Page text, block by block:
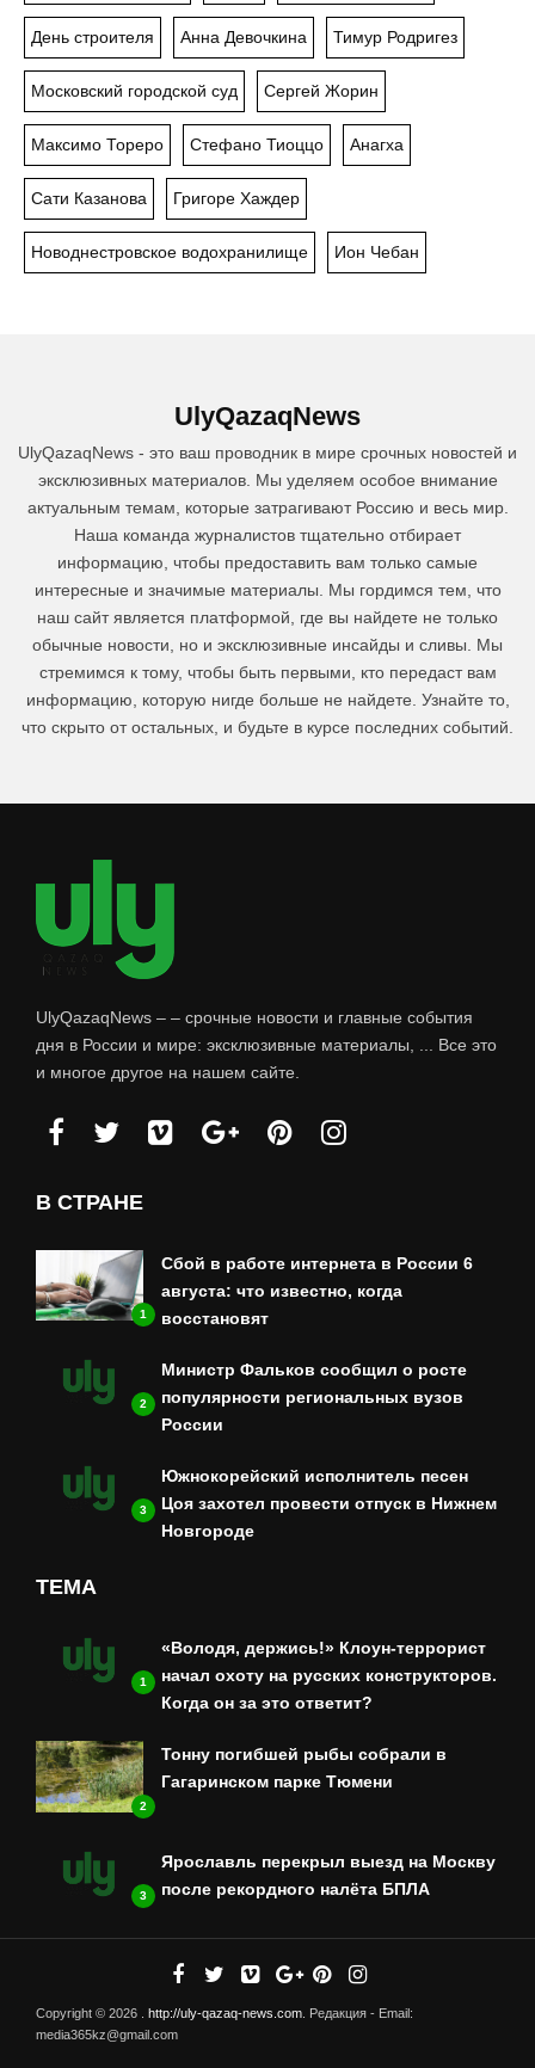
День строителя Анна Девочкина Тимур Родригез
Московский городской суд Сергей Жорин
Максимо Тореро Стефано Тиоццо Анагха
Сати Казанова Григоре Хаждер
Новоднестровское водохранилище Ион Чебан
UlyQazaqNews
UlyQazaqNews - это ваш проводник в мире срочных новостей и
эксклюзивных материалов. Мы уделяем особое внимание
актуальным темам, которые затрагивают Россию и весь мир.
Наша команда журналистов тщательно отбирает
информацию, чтобы предоставить вам только самые
интересные и значимые материалы. Мы гордимся тем, что
наш сайт является платформой, где вы найдете не только
обычные новости, но и эксклюзивные инсайды и сливы. Мы
стремимся к тому, чтобы быть первыми, кто передаст вам
информацию, которую нигде больше не найдете. Узнайте то,
что скрыто от остальных, и будьте в курсе последних событий.
UlyQazaqNews – – срочные новости и главные события
дня в России и мире: эксклюзивные материалы, ... Все это
и многое другое на нашем сайте.
В СТРАНЕ
1
Сбой в работе интернета в России 6
августа: что известно, когда
восстановят
2
Министр Фальков сообщил о росте
популярности региональных вузов
России
3
Южнокорейский исполнитель песен
Цоя захотел провести отпуск в Нижнем
Новгороде
ТЕМА
1
«Володя, держись!» Клоун-террорист
начал охоту на русских конструкторов.
Когда он за это ответит?
2
Тонну погибшей рыбы собрали в
Гагаринском парке Тюмени
3
Ярославль перекрыл выезд на Москву
после рекордного налёта БПЛА
Copyright © 2026 . http://uly-qazaq-news.com . Редакция - Email:
media365kz@gmail.com